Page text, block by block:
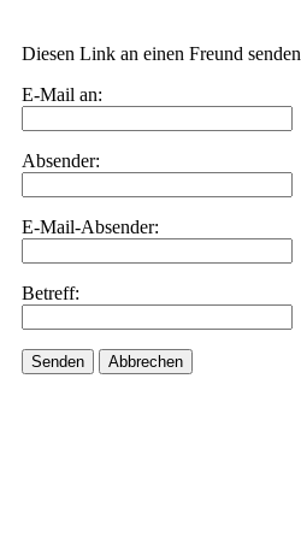
Diesen Link an einen Freund senden
E-Mail an:
Absender:
E-Mail-Absender:
Betreff:
Senden Abbrechen